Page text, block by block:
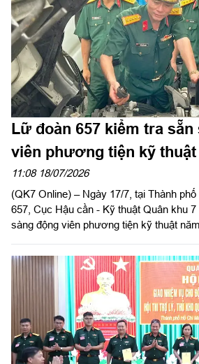
trưởng các phòng chức năng Quân khu và các đơn vị trực
thuộc Cục Hậu cần - Kỹ thuật.
Lữ đoàn 657 kiểm tra sẵn
viên phương tiện kỹ thuật
11:08 18/07/2026
(QK7 Online) – Ngày 17/7, tại Thành
657, Cục Hậu cần - Kỹ thuật Quân khu
sàng động viên phương tiện kỹ thuật